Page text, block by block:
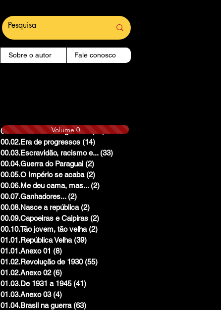
Sobre o autor Fale conosco
00.01.Reinado e Regencias
14 posts
00.02.Era de progressos (14)
00.03.Escravidão, racismo e... (33)
00.04.Guerra do Paraguai (2)
00.05.O Império se acaba (2)
00.06.Me deu cama, mas... (2)
00.07.Ganhadores... (2)
00.08.Nasce a república (2)
00.09.Capoeiras e Caipiras (2)
00.10.Tão jovem, tão velha (2)
01.01.República Velha (39)
01.01.Anexo 01 (8)
01.02.Revolução de 1930 (55)
01.02.Anexo 02 (6)
01.03.De 1931 a 1945 (41)
01.03.Anexo 03 (4)
01.04.Brasil na guerra (63)
Volume 0